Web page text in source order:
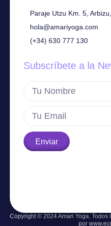
Paraje Utzu Km. 5,
hola@amariyoga.com
(+34) 630 777 130
Subscríbete a la
Enviar
Copyright © 2024 Amari Yoga.
por